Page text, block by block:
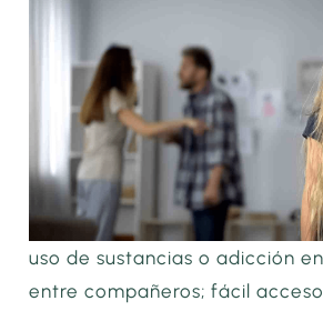
uso de sustancias o adicción
entre compañeros; fácil